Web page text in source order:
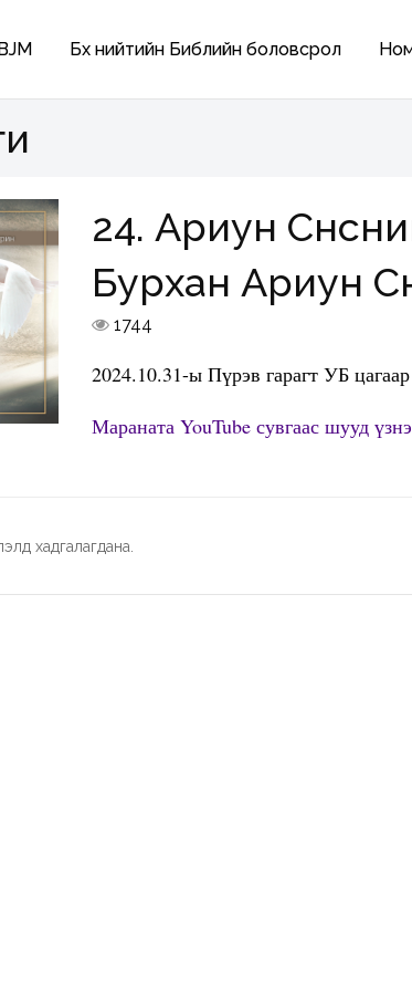
Бүх нийтийн Библийн боловсрол
24. Ариун
Бурхан Ариун
1744
2024.10.31-ы Пүрэв гарагт УБ цагаар
Мараната YouTube сувгаас шууд
хадгалагдана.